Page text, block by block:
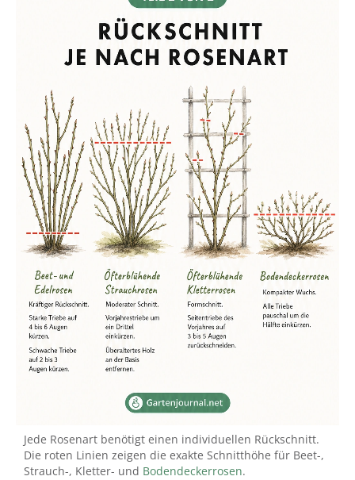
Jede Rosenart benötigt einen individuellen Rückschnitt.
Die roten Linien zeigen die exakte Schnitthöhe für Beet-,
Strauch-, Kletter- und Bodendeckerrosen.